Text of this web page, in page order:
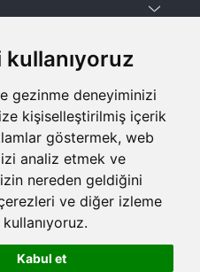
kullanıyoruz
gezinme deneyiminizi
kişiselleştirilmiş içerik
göstermek, web
analiz etmek ve
nereden geldiğini
ve diğer izleme
Kabul et